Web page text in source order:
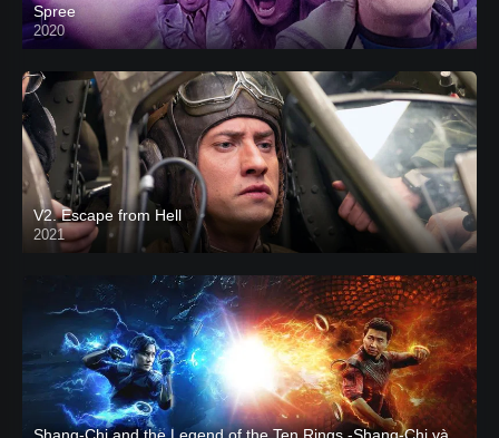
Spree
2020
V2. Escape from Hell
2021